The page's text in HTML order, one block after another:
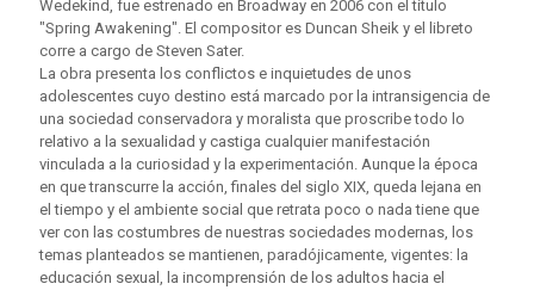
Wedekind, fue estrenado en Broadway en 2006 con el título
"Spring Awakening". El compositor es Duncan Sheik y el libreto
corre a cargo de Steven Sater.
La obra presenta los conflictos e inquietudes de unos
adolescentes cuyo destino está marcado por la intransigencia de
una sociedad conservadora y moralista que proscribe todo lo
relativo a la sexualidad y castiga cualquier manifestación
vinculada a la curiosidad y la experimentación. Aunque la época
en que transcurre la acción, finales del siglo XIX, queda lejana en
el tiempo y el ambiente social que retrata poco o nada tiene que
ver con las costumbres de nuestras sociedades modernas, los
temas planteados se mantienen, paradójicamente, vigentes: la
educación sexual, la incomprensión de los adultos hacia el